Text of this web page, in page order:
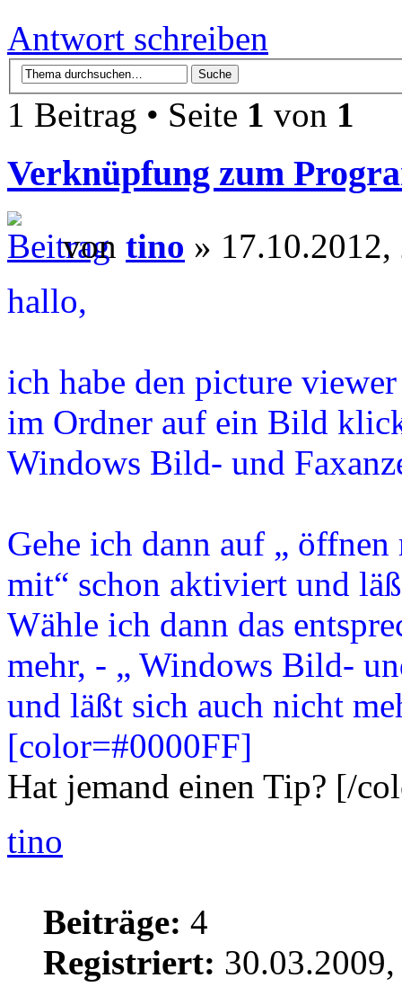
Antwort schreiben
1 Beitrag • Seite 1 von 1
Verknüpfung zum
von tino » 17.10.2012,
hallo,
ich habe den picture
im Ordner auf ein Bild
Windows Bild- und
Gehe ich dann auf „
mit“ schon aktiviert und
Wähle ich dann das
mehr, - „ Windows Bild-
und läßt sich auch nicht
[color=#0000FF]
Hat jemand einen Tip? [/
tino
Beiträge: 4
Registriert: